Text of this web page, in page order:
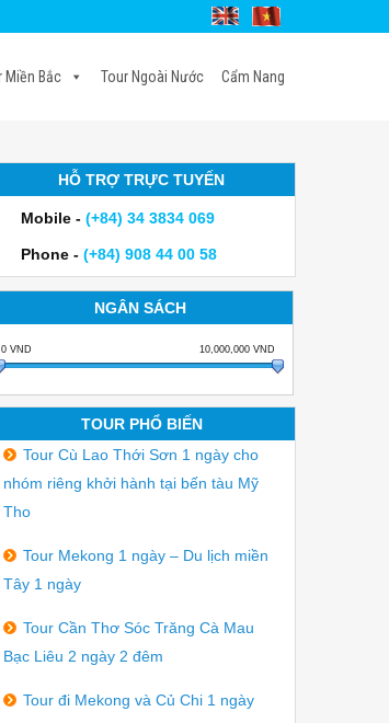
Miền Bắc Tour Ngoài Nước Cẩm Nang
HỖ TRỢ TRỰC TUYẾN
Mobile - (+84) 34 3834 069
Phone - (+84) 908 44 00 58
NGÂN SÁCH
0 VND 10,000,000VND
TOUR PHỔ BIẾN
Tour Cù Lao Thới Sơn 1 ngày cho
nhóm riêng khởi hành tại bến tàu Mỹ
Tho
Tour Mekong 1 ngày – Du lịch miền
Tây 1 ngày
Tour Cần Thơ Sóc Trăng Cà Mau
Bạc Liêu 2 ngày 2 đêm
Tour đi Mekong và Củ Chi 1 ngày